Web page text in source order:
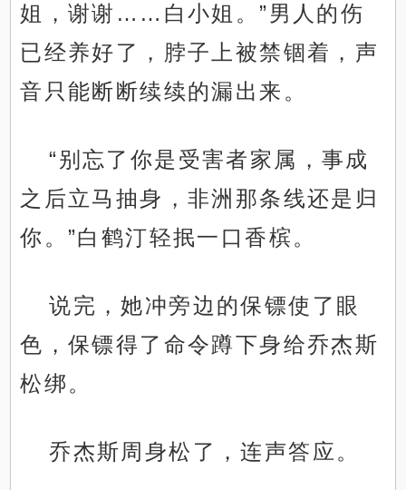
姐，谢谢……白小姐。”男人的伤
已经养好了，脖子上被禁锢着，声
音只能断断续续的漏出来。
“别忘了你是受害者家属，事成
之后立马抽身，非洲那条线还是归
你。”白鹤汀轻抿一口香槟。
说完，她冲旁边的保镖使了眼
色，保镖得了命令蹲下身给乔杰斯
松绑。
乔杰斯周身松了，连声答应。